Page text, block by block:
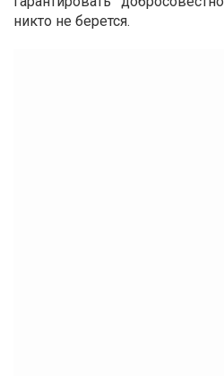
никто не берется.